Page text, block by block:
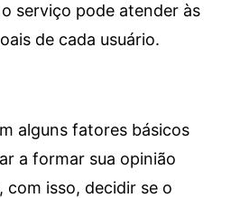
serviço pode atender às
de cada usuário.
alguns fatores básicos
a formar sua opinião
com isso, decidir se o